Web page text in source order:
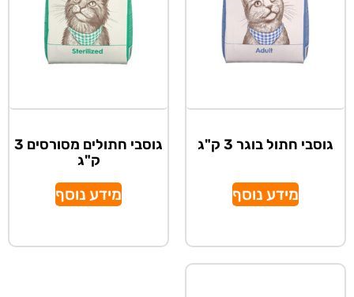
גוסבי חתול בוגר 3 ק"ג
מידע נוסף
גוסבי חתולים מסורסים 3
ק"ג
מידע נוסף